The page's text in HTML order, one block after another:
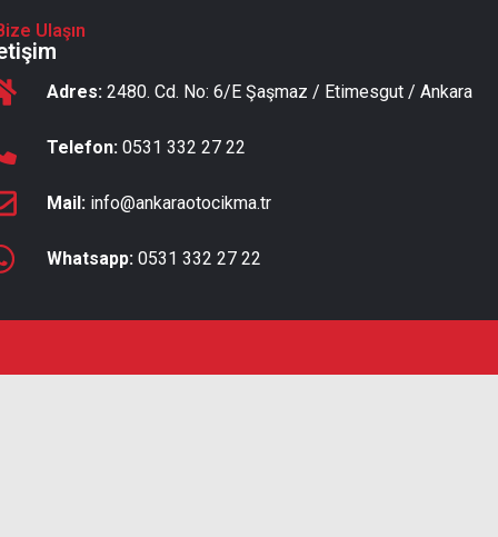
Ulaşın
Adres:2480. Cd. No: 6/E Şaşmaz / Etimesgut / Ankara
Telefon:0531 332 27 22
Mail: info@ankaraotocikma.tr
Whatsapp:0531 332 27 22